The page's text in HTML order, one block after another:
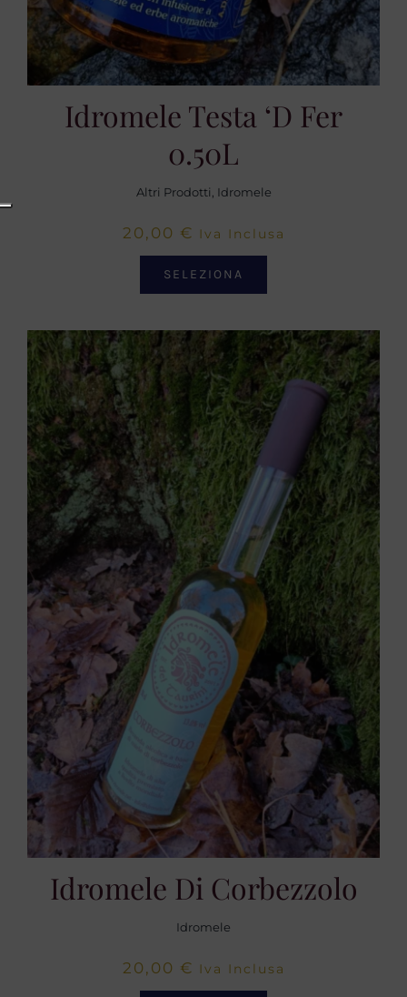
Idromele Testa ‘d Fer
0.50L
Altri Prodotti Idromele
20,00 € Iva Inclusa
SELEZIONA
Idromele Di Corbezzolo
Idromele
20,00 € Iva Inclusa